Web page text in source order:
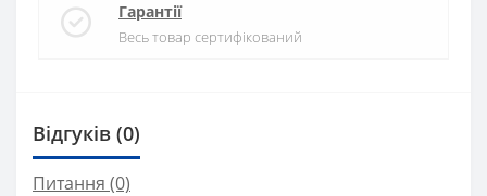
Гарантії
Весь товар сертифікований
Відгуків (0)
Питання (0)